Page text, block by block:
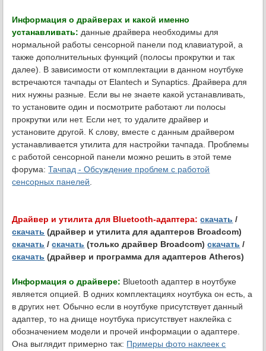
Информация о драйверах и какой именно
устанавливать: данные драйвера необходимы для
нормальной работы сенсорной панели под клавиатурой, а
также дополнительных функций (полосы прокрутки и так
далее). В зависимости от комплектации в данном ноутбуке
встречаются тачпады от Elantech и Synaptics. Драйвера для
них нужны разные. Если вы не знаете какой устанавливать,
то установите один и посмотрите работают ли полосы
прокрутки или нет. Если нет, то удалите драйвер и
установите другой. К слову, вместе с данным драйвером
устанавливается утилита для настройки тачпада. Проблемы
с работой сенсорной панели можно решить в этой теме
форума:Тачпад - Обсуждение проблем с работой
сенсорных панелей
Драйвер и утилита для Bluetooth-адаптера: скачать /
скачать (драйвер и утилита для адаптеров Broadcom)
скачать /скачать (только драйвер Broadcom)скачать /
скачать (драйвер и программа для адаптеров Atheros)
Информация о драйвере: Bluetooth адаптер в ноутбуке
является опцией. В одних комплектациях ноутбука он есть, а
в других нет. Обычно если в ноутбуке присутствует данный
адаптер, то на днище ноутбука присутствует наклейка с
обозначением модели и прочей информации о адаптере.
Она выглядит примерно так: Примеры фото наклеек с